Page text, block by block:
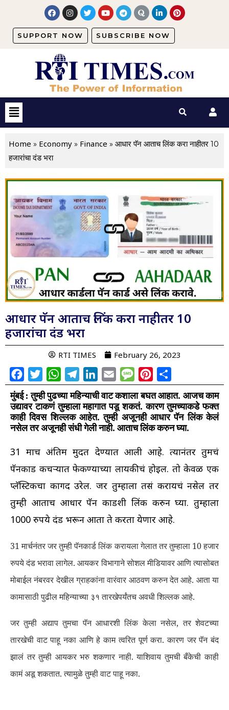
SUPPORT NOW SUBSCRIBE NOW
Home » Economy » Finance » आधार पॅन आताच लिंक करा नाहीतर 10
हजारांचा दंड भरा
आधार पॅन आताच लिंक करा नाहीतर 10
हजारांचा दंड भरा
RTI TIMES February 26, 2023
FacebookTwitterWhatsAppTelegramLinkedIn
Email MessagePinterest
मुंबई : तुम्ही पुढच्या महिन्याची वाट कशाला बघत आहात. आजच काम
उद्यावर टाकणं तुम्हाला महागात पडू शकतं. कारण तुमच्याकडे फक्त
काही दिवस शिल्लक आहेत. तुम्ही अजूनही आधार पॅन लिंक केलं
नसेल तर अजूनही संधी गेली नाही. आताच लिंक करुन घ्या.
31 मार्च अंतिम मुदत देण्यात आली आहे. त्यानंतर तुमचं
पॅनकार्ड कचऱ्यात फेकण्याच्या लायकीचं होईल. तो केवळ एक
प्लॅस्टिकचा कागद उरेल. जर तुम्हाला तसं करायचं नसेल तर
तुम्ही आताच आधार पॅन कार्डशी लिंक करुन घ्या. तुम्हाला
1000 रुपये दंड भरून आता ते करता येणार आहे.
31 मार्चनंतर जर तुम्ही पॅनकार्ड लिंक करायला गेलात तर तुम्हाला 10 हजार
रुपये दंड भरावा लागेल. आयकर विभागाने सोशल मीडियावर आणि त्यासोबत
मोबाईल नंबरवर देखील ग्राहकांना वारंवार आठवण करुन देत आहे. आता या
कामासाठी पुढील महिन्याच्या ३१ तारखेपर्यंतच अवधी शिल्लक आहे.
जर तुम्ही अद्याप तुमचा पॅन आधारशी लिंक केला नसेल, तर शेवटच्या
तारखेची वाट पाहू नका आणि हे काम त्वरित पूर्ण करा. कारण जर पॅन बंद
झालं तर तुम्ही आयकर भरु शकणार नाही. याशिवाय तुमची बँकेची काही
कामं अडू शकतात. त्यामुळे तुम्ही वाट पाहू नका.